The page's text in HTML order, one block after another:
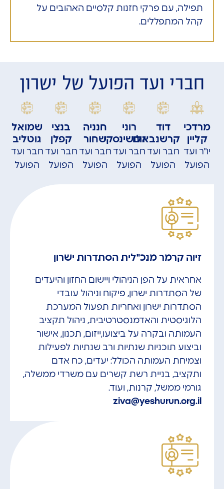
תפילה, עם פרקי חזנות קלסיים האהובים על
קהל המתפללים.
חברי ועד הפועל של ישרון
מרדכי
קליין
יו"ר ועד
הפועל
דוד
קרשנבאום
חבר ועד
הפועל
רוני
זלושינסקי
חבר ועד
הפועל
חנניה
שחור
חבר ועד
הפועל
בנצי
קפלן
חבר ועד
הפועל
שמואל
גוטליב
חבר ועד
הפועל
זיוה קרמר מנכ"לית הסתדרות ישרון
אחראית על הפן הניהולי ויישום החזון והיעדים
של הסתדרות ישרון, פיקוח וניהול עובדי
הסתדרות ישרון ואחריות תפעול המערכת
הלוגיסטית והאדמנסטרטיבית, ניהול תקציב
העמותה ובקרה על ביצועו,ייזום, תכנון, אישור
וביצוע תוכניות שנתיות ורב שנתיות לפעילות
וצמיחת העמותה הכולל: יעדים, כח אדם
ותקציב, בניית רשת קשרים עם משרדי ממשלה,
גורמי ממשל, קרנות, ועוד.
ziva@yeshurun.org.il